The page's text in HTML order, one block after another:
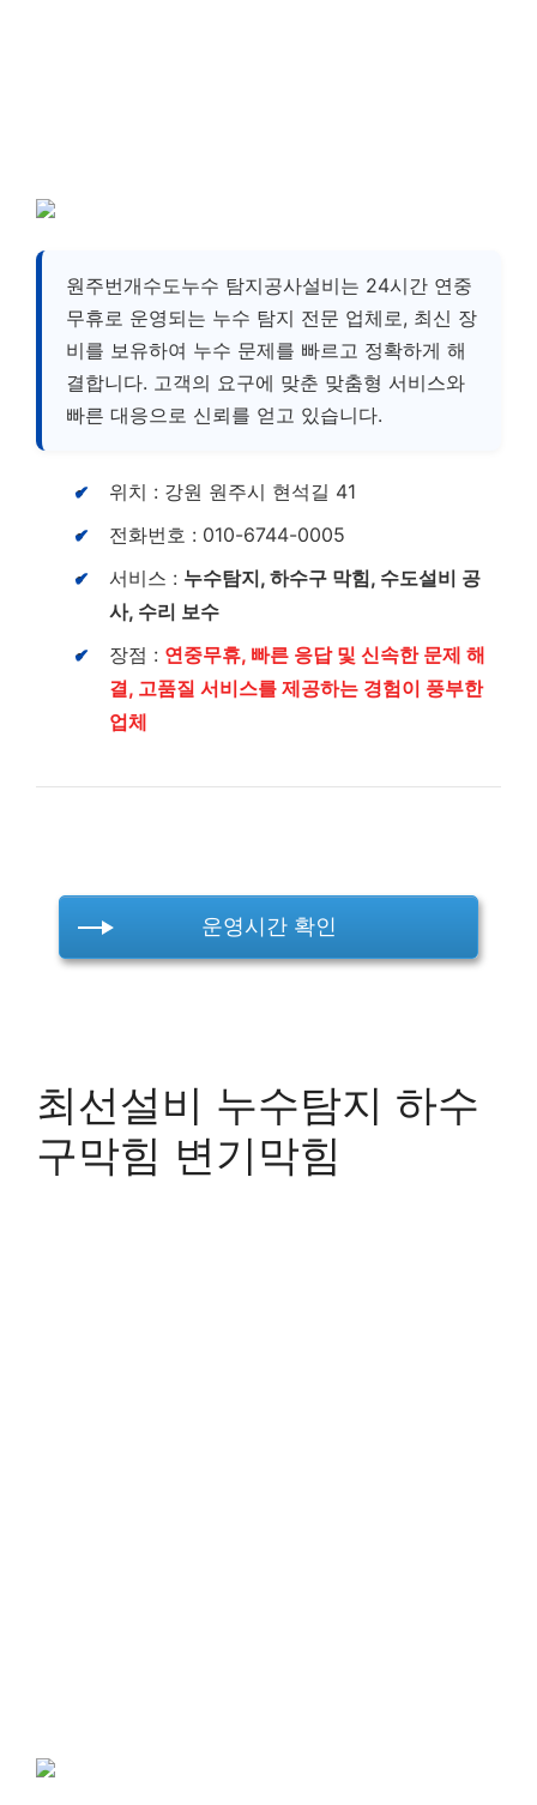
원주번개수도누수 탐지공사설비는 24시간 연중
무휴로 운영되는 누수 탐지 전문 업체로, 최신 장
비를 보유하여 누수 문제를 빠르고 정확하게 해
결합니다. 고객의 요구에 맞춘 맞춤형 서비스와
빠른 대응으로 신뢰를 얻고 있습니다.
위치 : 강원 원주시 현석길 41
전화번호 : 010-6744-0005
서비스 : 누수탐지, 하수구 막힘, 수도설비 공
사, 수리 보수
장점 : 연중무휴, 빠른 응답 및 신속한 문제 해
결, 고품질 서비스를 제공하는 경험이 풍부한
업체
운영시간 확인
최선설비 누수탐지 하수
구막힘 변기막힘